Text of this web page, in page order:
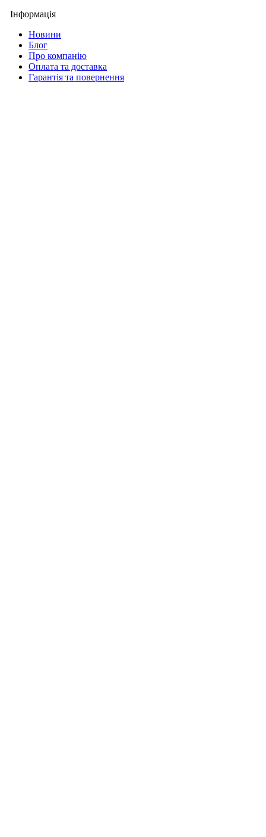
Інформація
Новини
Блог
Про компанію
Оплата та доставка
Гарантія та повернення